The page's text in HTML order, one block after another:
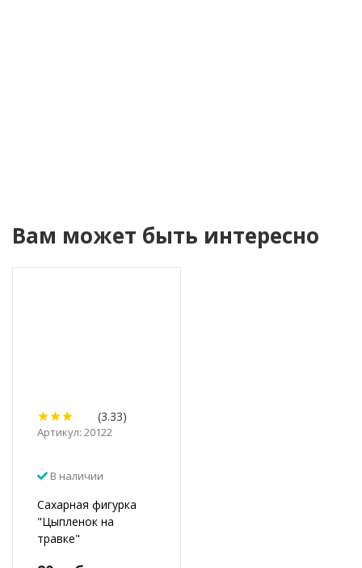
Вам может быть интересно
(3.33)
Артикул: 20122
В наличии
Сахарная фигурка
"Цыпленок на
травке"